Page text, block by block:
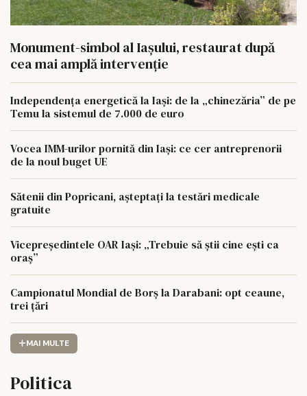
Monument-simbol al Iaşului, restaurat după
cea mai amplă intervenţie
Independența energetică la Iași: de la „chinezăria” de pe
Temu la sistemul de 7.000 de euro
Vocea IMM-urilor pornită din Iași: ce cer antreprenorii
de la noul buget UE
Sătenii din Popricani, așteptați la testări medicale
gratuite
Vicepreședintele OAR Iași: „Trebuie să știi cine ești ca
oraș”
Campionatul Mondial de Borș la Darabani: opt ceaune,
trei țări
MAI MULTE
Politica